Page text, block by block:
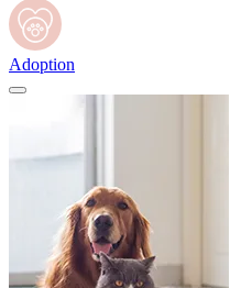
Adoption